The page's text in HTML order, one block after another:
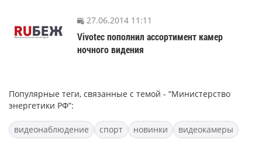
27.06.2014 11:11
Vivotec пополнил ассортимент камер
ночного видения
Популярные теги, связанные с темой - “Министерство
энергетики РФ”:
видеонаблюдение спорт новинки видеокамеры